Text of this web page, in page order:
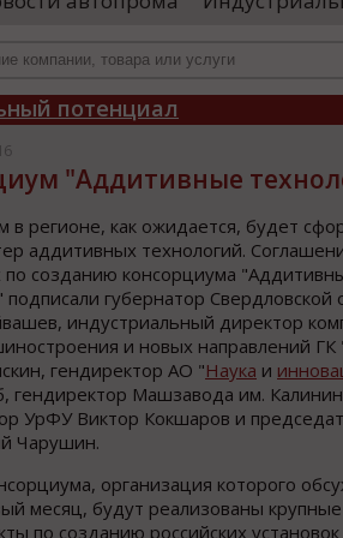
и контрактации
потенциал
"Аддитивные
в регионе, как ожидается, будет
аддитивных технологий.
по созданию консорциума
подписали губернатор Свердловской
индустриальный директор
и новых направлений ГК
гендиректор АО "Наука и
гендиректор Машзавода им.
УрФУ Виктор Кокшаров и
Чарушин.
организация которого
месяц, будут реализованы крупные
по созданию российских установок